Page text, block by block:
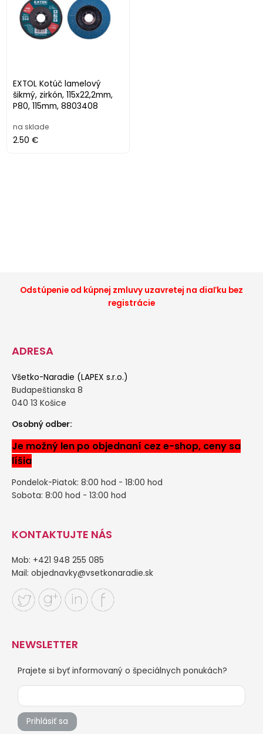
EXTOL Kotúč lamelový
šikmý, zirkón, 115x22,2mm,
P80, 115mm, 8803408
na sklade
2.50 €
Odstúpenie od kúpnej zmluvy uzavretej na diaľku bez
registrácie
ADRESA
Všetko-Naradie (LAPEX s.r.o.)
Budapeštianska 8
040 13 Košice
Osobný odber:
Je možný len po objednaní cez e-shop, ceny sa
líšia
Pondelok-Piatok: 8:00 hod - 18:00 hod
Sobota: 8:00 hod - 13:00 hod
KONTAKTUJTE NÁS
Mob: +421 948 255 085
Mail: objednavky@vsetkonaradie.sk
NEWSLETTER
Prajete si byť informovaný o špeciálnych ponukách?
Prihlásiť sa